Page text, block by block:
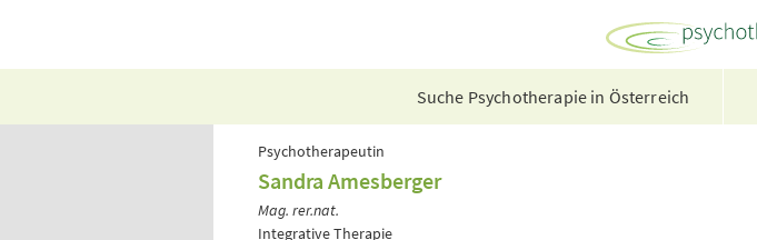
Suche Psychotherapie in Österreich
Psychotherapeutin
Sandra Amesberger
Mag. rer.nat.
Integrative Therapie